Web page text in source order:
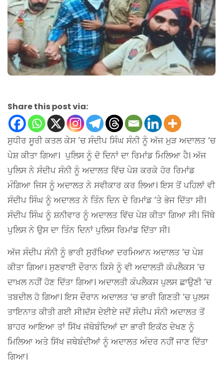
Share this post via:
ਸੁਧੀਰ ਸੂਰੀ ਕਤਲ ਕੇਸ ’ਚ ਸੰਦੀਪ ਸਿੰਘ ਸੰਨੀ ਨੂੰ ਅੱਜ ਮੁੜ ਅਦਾਲਤ ‘ਚ
ਪੇਸ਼ ਕੀਤਾ ਗਿਆ। ਪੁਲਿਸ ਨੂੰ ਦੋ ਦਿਨਾਂ ਦਾ ਰਿਮਾਂਡ ਮਿਲਿਆ ਹੈ। ਅੱਜ
ਪੁਲਿਸ ਨੇ ਸੰਦੀਪ ਸੰਨੀ ਨੂੰ ਅਦਾਲਤ ਵਿੱਚ ਪੇਸ਼ ਕਰਕੇ ਹੋਰ ਰਿਮਾਂਡ
ਮੰਗਿਆ ਜਿਸ ਨੂੰ ਅਦਾਲਤ ਨੇ ਸਵੀਕਾਰ ਕਰ ਲਿਆ। ਇਸ ਤੋਂ ਪਹਿਲਾਂ ਵੀ
ਸੰਦੀਪ ਸਿੰਘ ਨੂੰ ਅਦਾਲਤ ਨੇ ਤਿੰਨ ਦਿਨ ਦੇ ਰਿਮਾਂਡ ‘ਤੇ ਭੇਜ ਦਿੱਤਾ ਸੀ।
ਸੰਦੀਪ ਸਿੰਘ ਨੂੰ ਸ਼ਨੀਵਾਰ ਨੂੰ ਅਦਾਲਤ ਵਿੱਚ ਪੇਸ਼ ਕੀਤਾ ਗਿਆ ਸੀ। ਜਿੱਥੇ
ਪੁਲਿਸ ਨੇ ਉਸ ਦਾ ਤਿੰਨ ਦਿਨਾਂ ਪੁਲਿਸ ਰਿਮਾਂਡ ਦਿੱਤਾ ਸੀ।
ਅੱਜ ਸੰਦੀਪ ਸੰਨੀ ਨੂੰ ਭਾਰੀ ਸੁਰੱਖਿਆ ਦਰਮਿਆਨ ਅਦਾਲਤ ’ਚ ਪੇਸ਼
ਕੀਤਾ ਗਿਆ। ਸੁਣਵਾਈ ਦੌਰਾਨ ਕਿਸੇ ਨੂੰ ਵੀ ਅਦਾਲਤੀ ਕੰਪਲੈਕਸ ’ਚ
ਦਾਖ਼ਲ ਨਹੀਂ ਹੋਣ ਦਿੱਤਾ ਗਿਆ। ਅਦਾਲਤੀ ਕੰਪਲੈਕਸ ਪੁਲਸ ਛਾਉਣੀ ’ਚ
ਤਬਦੀਲ ਹੋ ਗਿਆ। ਇਸ ਦੌਰਾਨ ਅਦਾਲਤ ‘ਚ ਭਾਰੀ ਗਿਣਤੀ ‘ਚ ਪੁਲਸ
ਤਾਇਨਾਤ ਕੀਤੀ ਗਈ ਸੀ।ਦੱਸ ਦੇਈਏ ਜਦੋਂ ਸੰਦੀਪ ਸੰਨੀ ਅਦਾਲਤ ਤੋਂ
ਬਾਹਰ ਆਇਆ ਤਾਂ ਸਿੱਖ ਜੱਥੇਬੰਦਿਆਂ ਦਾ ਭਾਰੀ ਇਕੱਠ ਦੇਖਣ ਨੂੰ
ਮਿਲਿਆ ਅਤੇ ਸਿੱਖ ਜਥੇਬੰਦੀਆਂ ਨੂੰ ਅਦਾਲਤ ਅੰਦਰ ਨਹੀਂ ਜਾਣ ਦਿੱਤਾ
ਗਿਆ।